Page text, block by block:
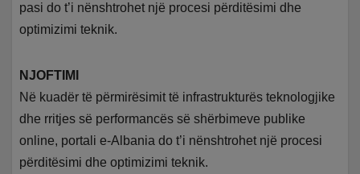
pasi do t’i nënshtrohet një procesi përditësimi dhe
optimizimi teknik.
NJOFTIMI
Në kuadër të përmirësimit të infrastrukturës teknologjike
dhe rritjes së performancës së shërbimeve publike
online, portali e-Albania do t’i nënshtrohet një procesi
përditësimi dhe optimizimi teknik.